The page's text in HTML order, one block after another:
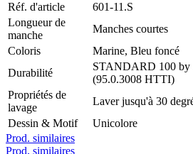
Réf. d'article
601-11.S
Longueur de
manche
Manches courtes
Coloris
Marine, Bleu foncé
Durabilité
STANDARD 100
(95.0.3008 HTTI)
Propriétés de
lavage
Laver jusqu'à 30
Dessin & Motif
Unicolore
Prod. similaires
Prod. similaires